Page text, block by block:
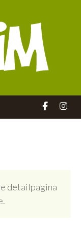
detailpagina